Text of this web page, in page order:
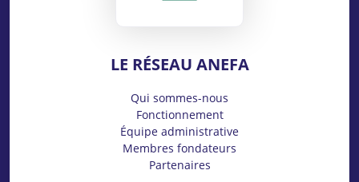
LE RÉSEAU ANEFA
Qui sommes-nous
Fonctionnement
Équipe administrative
Membres fondateurs
Partenaires